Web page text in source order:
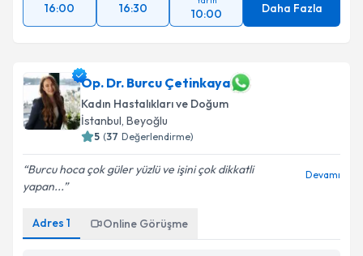
16:00 16:30 10:00 Daha Fazla
Op. Dr. Burcu Çetinkaya
Kadın Hastalıkları ve Doğum
İstanbul, Beyoğlu
5 (37 Değerlendirme)
Burcu hoca çok güler yüzlü ve işini çok dikkatli
yapan...
Devamı
Adres 1 Online Görüşme